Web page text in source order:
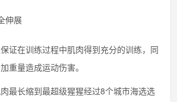
伸展
在训练过程中肌肉得到充分的训练，同
重量造成运动伤害。
长缩到最超级猩猩经过8个城市海选选